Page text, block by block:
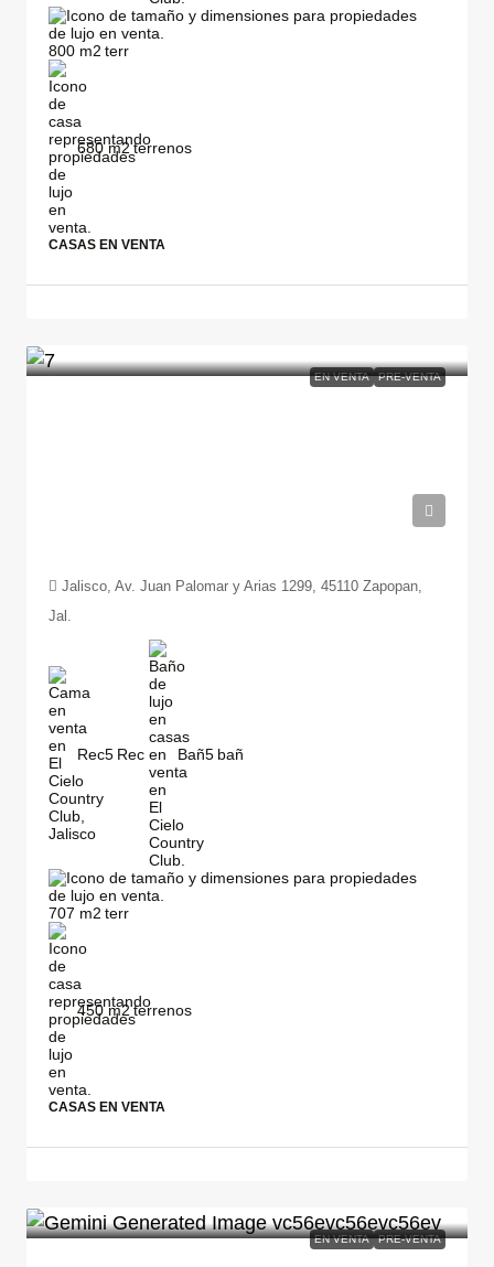
800 m2
680 m2
CASAS EN VENTA
EN VENTA PRE-VENTA
Jalisco, Av. Juan Palomar y Arias 1299, 45110 Zapopan,
Jal.
Rec5 Bañ5
707 m2
450 m2
CASAS EN VENTA
EN VENTA PRE-VENTA